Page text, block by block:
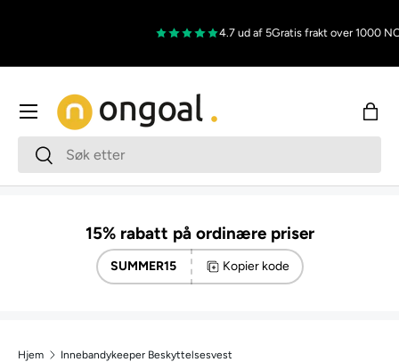
4.7 ud af 5Gratis frakt over 1000
SøkSøk
Meny
15% rabatt på ordinære priser
SUMMER15 Kopier kode
Hjem Innebandykeeper Beskyttelsesvest